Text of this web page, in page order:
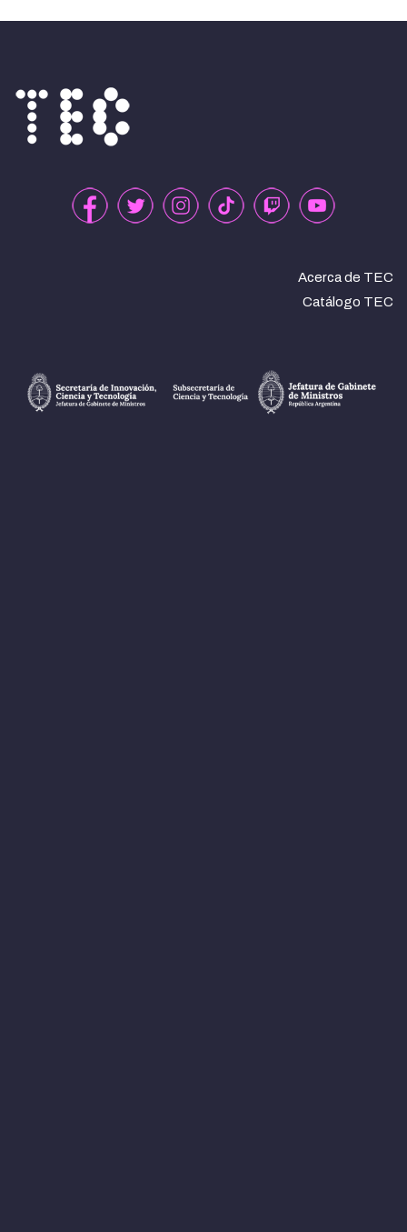
Acerca de TEC
Catálogo TEC